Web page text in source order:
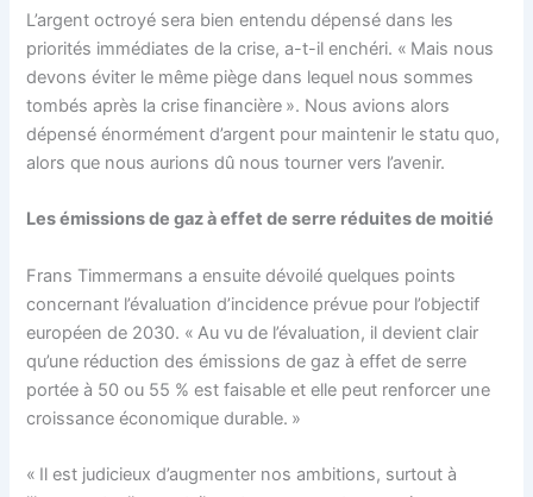
L’argent octroyé sera bien entendu dépensé dans les
priorités immédiates de la crise, a-t-il enchéri. « Mais nous
devons éviter le même piège dans lequel nous sommes
tombés après la crise financière ». Nous avions alors
dépensé énormément d’argent pour maintenir le statu quo,
alors que nous aurions dû nous tourner vers l’avenir.
Les émissions de gaz à effet de serre réduites de moitié
Frans Timmermans a ensuite dévoilé quelques points
concernant l’évaluation d’incidence prévue pour l’objectif
européen de 2030. « Au vu de l’évaluation, il devient clair
qu’une réduction des émissions de gaz à effet de serre
portée à 50 ou 55 % est faisable et elle peut renforcer une
croissance économique durable. »
« Il est judicieux d’augmenter nos ambitions, surtout à